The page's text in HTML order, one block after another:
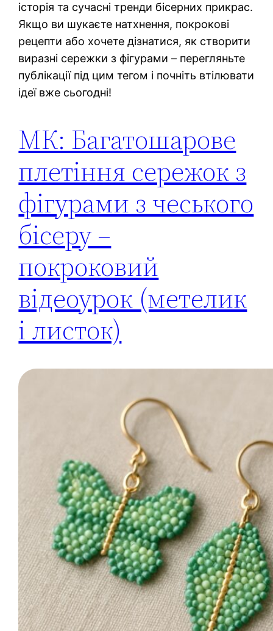
історія та сучасні тренди бісерних прикрас.
Якщо ви шукаєте натхнення, покрокові
рецепти або хочете дізнатися, як створити
виразні сережки з фігурами – перегляньте
публікації під цим тегом і почніть втілювати
ідеї вже сьогодні!
МК: Багатошарове
плетіння сережок з
фігурами з чеського
бісеру –
покроковий
відеоурок (метелик
і листок)